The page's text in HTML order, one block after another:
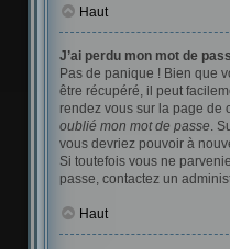
Haut
J’ai perdu mon mot de
Pas de panique ! Bien que
être récupéré, il peut
rendez vous sur la page de
oublié mon mot de passe.
vous devriez pouvoir à
Si toutefois vous ne
passe, contactez un
Haut